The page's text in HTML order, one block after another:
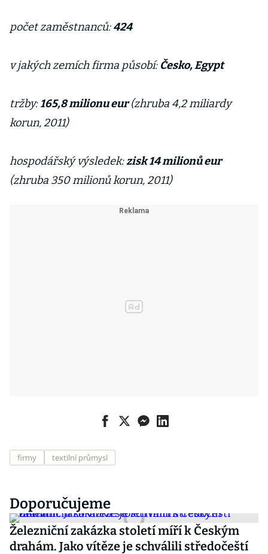
počet zaměstnanců:424
v jakých zemích firma působí: Česko, Egypt
tržby:165,8 milionu eur(zhruba 4,2 miliardy
korun, 2011)
hospodářský výsledek:zisk 14 milionů eur
(zhruba 350 milionů korun, 2011)
firmy textilní průmysl
Doporučujeme
Železniční zakázka století míří k Českým
drahám. Jako vítěze je schválili středočeští